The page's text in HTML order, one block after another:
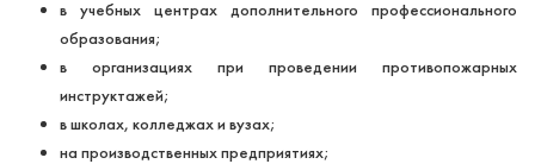
в учебных центрах дополнительного профессионального
образования;
в организациях при проведении противопожарных
инструктажей;
в школах, колледжах и вузах;
на производственных предприятиях;